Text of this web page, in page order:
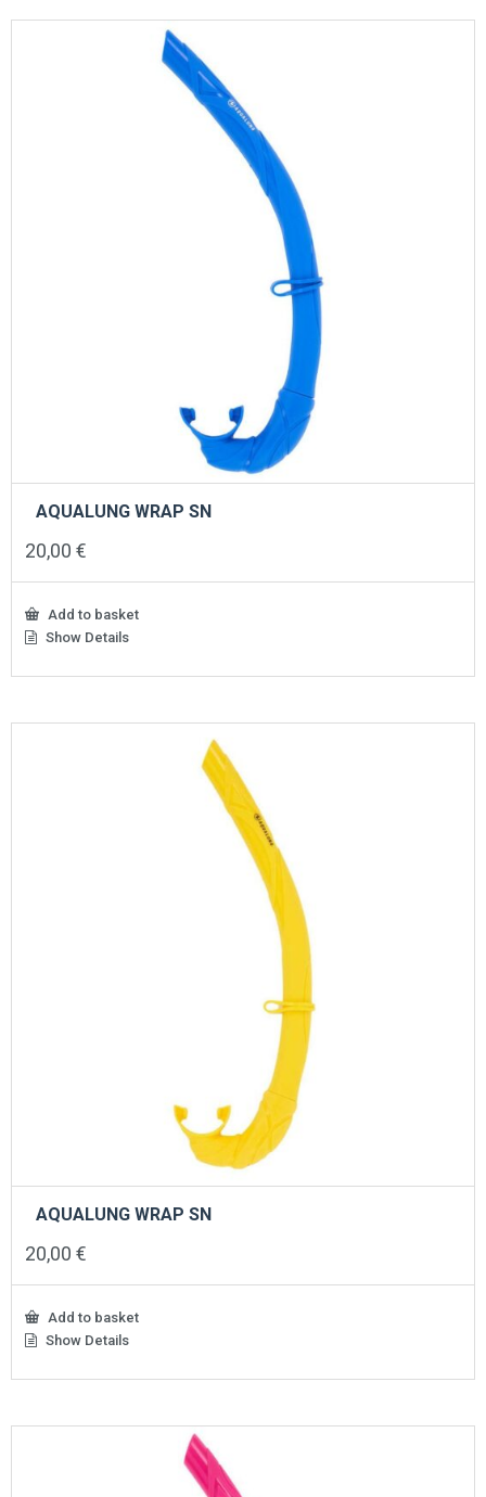
AQUALUNG WRAP SN
20,00 €
Add to basket
Show Details
AQUALUNG WRAP SN
20,00 €
Add to basket
Show Details